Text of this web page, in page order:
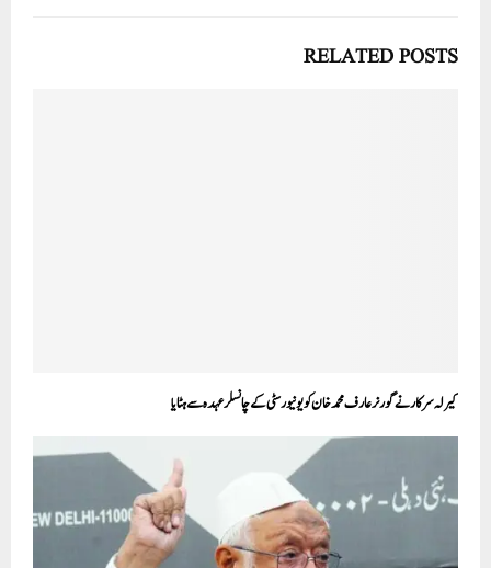
RELATED POSTS
کیرلہ سرکار نے گورنر عارف محمد خان کو یونیورسٹی کے چانسلر عہدہ سے ہٹایا